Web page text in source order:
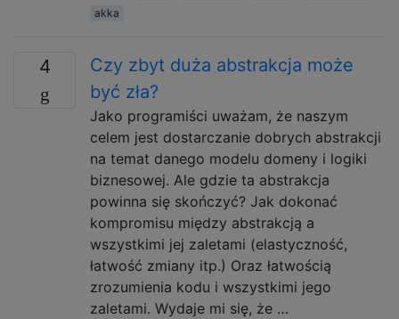
akka
4
Czy zbyt duża abstrakcja może
być zła?
Jako programiści uważam, że naszym
celem jest dostarczanie dobrych abstrakcji
na temat danego modelu domeny i logiki
biznesowej. Ale gdzie ta abstrakcja
powinna się skończyć? Jak dokonać
kompromisu między abstrakcją a
wszystkimi jej zaletami (elastyczność,
łatwość zmiany itp.) Oraz łatwością
zrozumienia kodu i wszystkimi jego
zaletami. Wydaje mi się, że …